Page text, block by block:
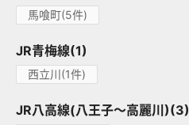
馬喰町(5件)
JR青梅線(1)
西立川(1件)
JR八高線(八王子～高麗川)(3)